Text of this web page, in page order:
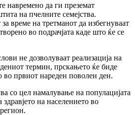
навремено да ги преземат
на пчелните семејства.
време на третманот да избегнуваат
во подрачјата каде што ќе се
не дозволуваат реализација на
термин, прскањето ќе биде
во првиот нареден поволен ден.
со цел намалување на популацијата
на населението во